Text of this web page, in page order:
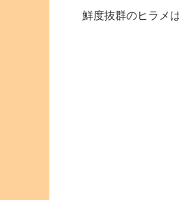
鮮度抜群のヒラメ